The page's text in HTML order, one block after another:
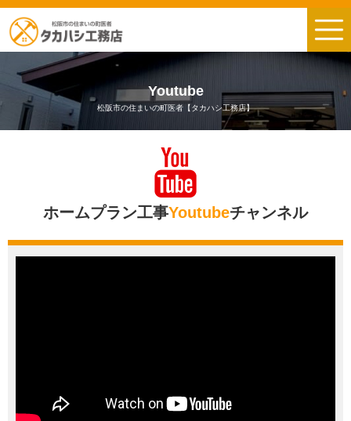
Youtube
松阪市の住まいの町医者【タカハシ工務店】
ホームプラン工事Youtubeチャンネル